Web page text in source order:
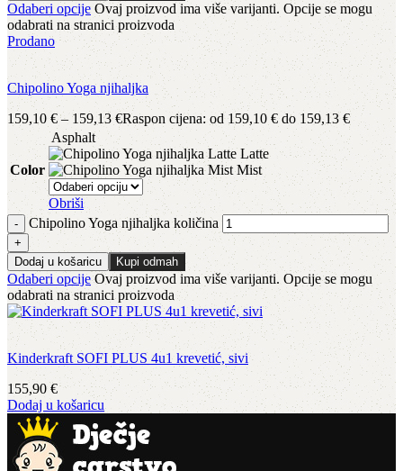
Odaberi opcije Ovaj proizvod ima više varijanti. Opcije se mogu
odabrati na stranici proizvoda
Prodano
Chipolino Yoga njihaljka
159,10 € – 159,13€Raspon cijena: od 159,10 € do 159,13 €
Color
Asphalt
Latte
Mist
Obriši
Chipolino Yoga njihaljka količina
Dodaj u košaricu Kupi odmah
Odaberi opcije Ovaj proizvod ima više varijanti. Opcije se mogu
odabrati na stranici proizvoda
Kinderkraft SOFI PLUS 4u1 krevetić, sivi
155,90 €
Dodaj u košaricu